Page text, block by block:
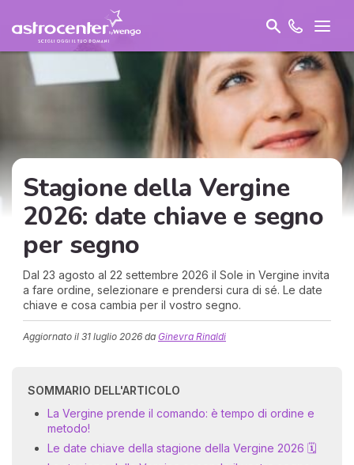
Stagione della Vergine
2026: date chiave e segno
per segno
Dal 23 agosto al 22 settembre 2026 il Sole in Vergine invita
a fare ordine, selezionare e prendersi cura di sé. Le date
chiave e cosa cambia per il vostro segno.
Aggiornato il 31 luglio 2026 da Ginevra Rinaldi
SOMMARIO DELL'ARTICOLO
La Vergine prende il comando: è tempo di ordine e
metodo!
Le date chiave della stagione della Vergine 2026 🗓️